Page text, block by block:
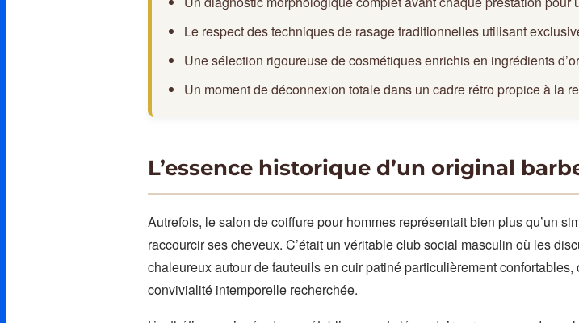
Le respect des techniques de rasage traditionnelles utilisant
Une sélection rigoureuse de cosmétiques enrichis en ingrédients
Un moment de déconnexion totale dans un cadre rétro propice à la
L’essence historique d’un original
Autrefois, le salon de coiffure pour hommes représentait bien plus qu’un
raccourcir ses cheveux. C’était un véritable club social masculin où les
chaleureux autour de fauteuils en cuir patiné particulièrement
convivialité intemporelle recherchée.